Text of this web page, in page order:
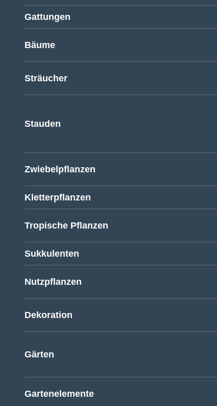
Gattungen
Bäume
Sträucher
Stauden
Zwiebelpflanzen
Kletterpflanzen
Tropische Pflanzen
Sukkulenten
Nutzpflanzen
Dekoration
Gärten
Gartenelemente